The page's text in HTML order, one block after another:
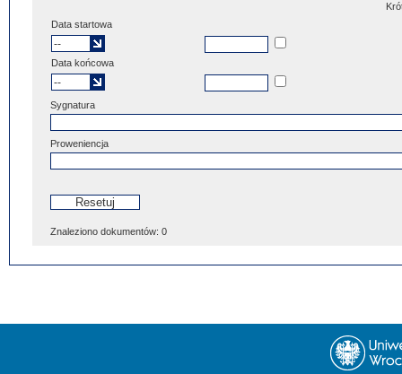
Data startowa
Data końcowa
Sygnatura
Proweniencja
Znaleziono dokumentów: 0